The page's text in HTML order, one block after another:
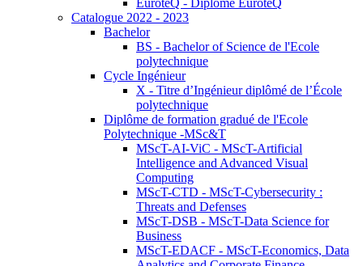
EuroteQ - Diplôme EuroteQ
Catalogue 2022 - 2023
Bachelor
BS - Bachelor of Science de l'Ecole
polytechnique
Cycle Ingénieur
X - Titre d’Ingénieur diplômé de l’École
polytechnique
Diplôme de formation gradué de l'Ecole
Polytechnique -MSc&T
MScT-AI-ViC - MScT-Artificial
Intelligence and Advanced Visual
Computing
MScT-CTD - MScT-Cybersecurity :
Threats and Defenses
MScT-DSB - MScT-Data Science for
Business
MScT-EDACF - MScT-Economics, Data